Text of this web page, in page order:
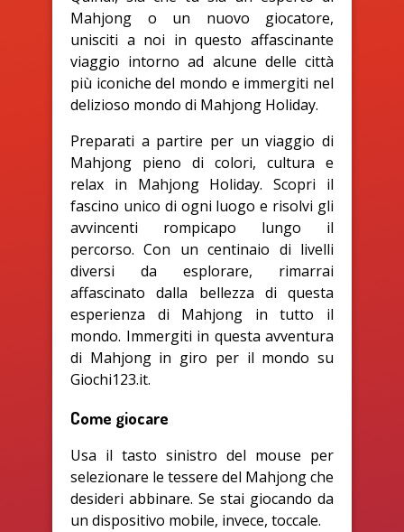
Mahjong o un nuovo giocatore,
unisciti a noi in questo affascinante
viaggio intorno ad alcune delle città
più iconiche del mondo e immergiti nel
delizioso mondo di Mahjong Holiday.
Preparati a partire per un viaggio di
Mahjong pieno di colori, cultura e
relax in Mahjong Holiday. Scopri il
fascino unico di ogni luogo e risolvi gli
avvincenti rompicapo lungo il
percorso. Con un centinaio di livelli
diversi da esplorare, rimarrai
affascinato dalla bellezza di questa
esperienza di Mahjong in tutto il
mondo. Immergiti in questa avventura
di Mahjong in giro per il mondo su
Giochi123.it.
Come giocare
Usa il tasto sinistro del mouse per
selezionare le tessere del Mahjong che
desideri abbinare. Se stai giocando da
un dispositivo mobile, invece, toccale.